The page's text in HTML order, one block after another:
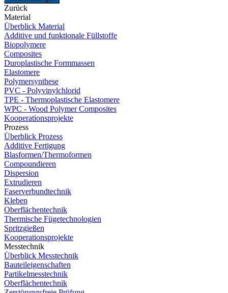
Zurück
Material
Überblick Material
Additive und funktionale Füllstoffe
Biopolymere
Composites
Duroplastische Formmassen
Elastomere
Polymersynthese
PVC - Polyvinylchlorid
TPE - Thermoplastische Elastomere
WPC - Wood Polymer Composites
Kooperationsprojekte
Prozess
Überblick Prozess
Additive Fertigung
Blasformen/Thermoformen
Compoundieren
Dispersion
Extrudieren
Faserverbundtechnik
Kleben
Oberflächentechnik
Thermische Fügetechnologien
Spritzgießen
Kooperationsprojekte
Messtechnik
Überblick Messtechnik
Bauteileigenschaften
Partikelmesstechnik
Oberflächentechnik